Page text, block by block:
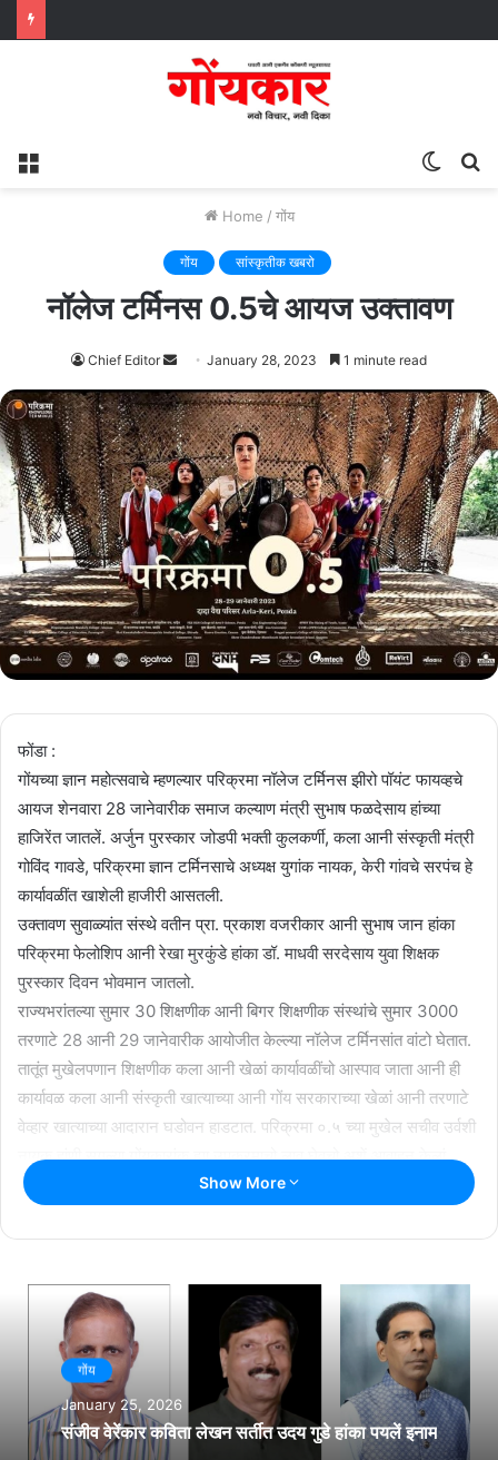
Switch
Home / गोंय
गोंय सांस्कृतीक खबरो
नॉलेज टर्मिनस 0.5चे आयज उक्तावण
Chief Editor
Send
an
email
January 28, 2023 1 minute read
फोंडा :
गोंयच्या ज्ञान महोत्सवाचे म्हणल्यार परिक्रमा नॉलेज टर्मिनस झीरो पॉयंट फायव्हचे
आयज शेनवारा 28 जानेवारीक समाज कल्याण मंत्री सुभाष फळदेसाय हांच्या
हाजिरेंत जातलें. अर्जुन पुरस्कार जोडपी भक्ती कुलकर्णी, कला आनी संस्कृती मंत्री
गोविंद गावडे, परिक्रमा ज्ञान टर्मिनसाचे अध्यक्ष युगांक नायक, केरी गांवचे सरपंच हे
कार्यावळींत खाशेली हाजीरी आसतली.
उक्तावण सुवाळ्यांत संस्थे वतीन प्रा. प्रकाश वजरीकार आनी सुभाष जान हांका
परिक्रमा फेलोशिप आनी रेखा मुरकुंडे हांका डॉ. माधवी सरदेसाय युवा शिक्षक
पुरस्कार दिवन भोवमान जातलो.
राज्यभरांतल्या सुमार 30 शिक्षणीक आनी बिगर शिक्षणीक संस्थांचे सुमार 3000
तरणाटे 28 आनी 29 जानेवारीक आयोजीत केल्ल्या नॉलेज टर्मिनसांत वांटो घेतात.
तातूंत मुखेलपणान शिक्षणीक कला आनी खेळां कार्यावळींचो आस्पाव जाता आनी ही
कार्यावळ कला आनी संस्कृती खात्याच्या आनी गोंय सरकाराच्या खेळां आनी तरणाटे
वेव्हार खात्याच्या आदारान घडोवन हाडटात. परिक्रमा ०.५ च्या मुखेल सचीव उर्वशी
नायक हांणी सगल्या गोंयकारांक ह्या उपक्रमाचो लाव घेवचो अशें आवाहन केलां.
Show More
गोंय
January 25, 2026
संजीव वेरेंकार कविता लेखन सर्तीत उदय गुडे हांका पयलें इनाम